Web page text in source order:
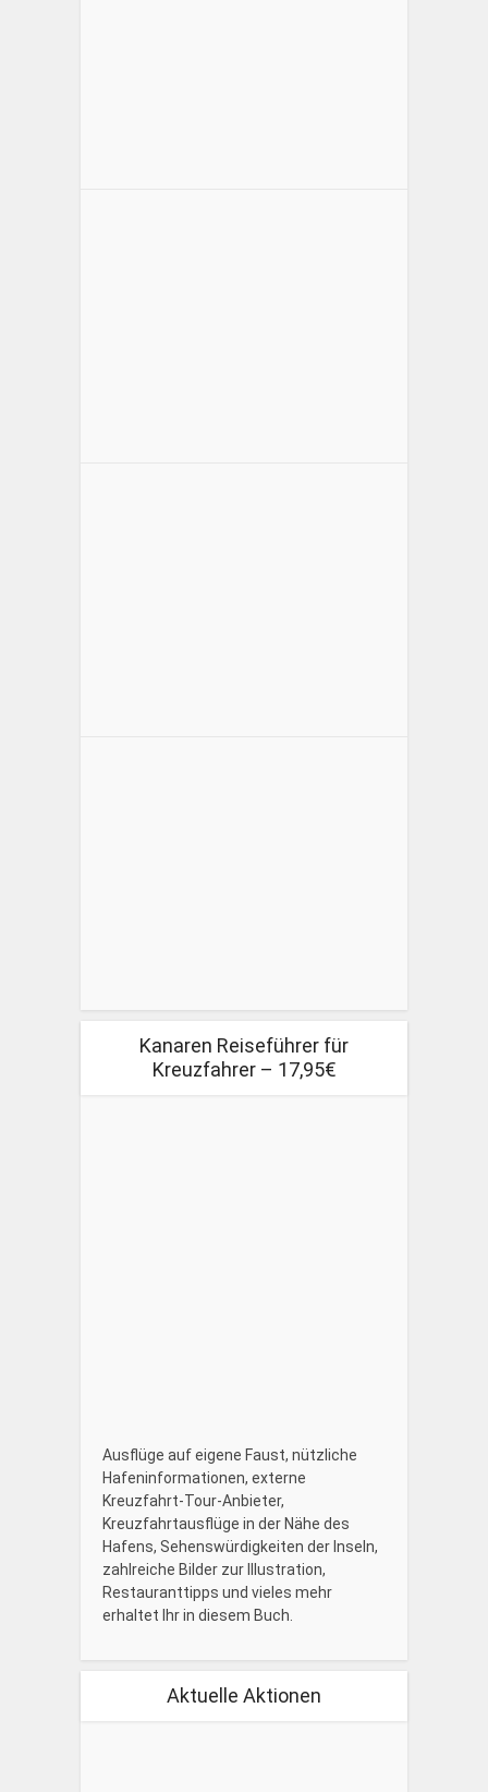
Kanaren Reiseführer für
Kreuzfahrer – 17,95€
Ausflüge auf eigene Faust, nützliche
Hafeninformationen, externe
Kreuzfahrt-Tour-Anbieter,
Kreuzfahrtausflüge in der Nähe des
Hafens, Sehenswürdigkeiten der Inseln,
zahlreiche Bilder zur Illustration,
Restauranttipps und vieles mehr
erhaltet Ihr in diesem Buch.
Aktuelle Aktionen